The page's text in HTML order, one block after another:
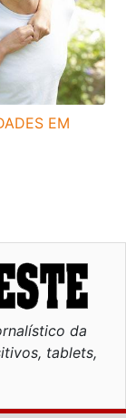
EM
da
tablets,